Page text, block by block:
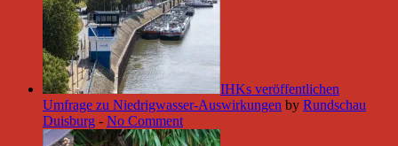
IHKs veröffentlichen
Umfrage zu Niedrigwasser-Auswirkungen by Rundschau
Duisburg - No Comment